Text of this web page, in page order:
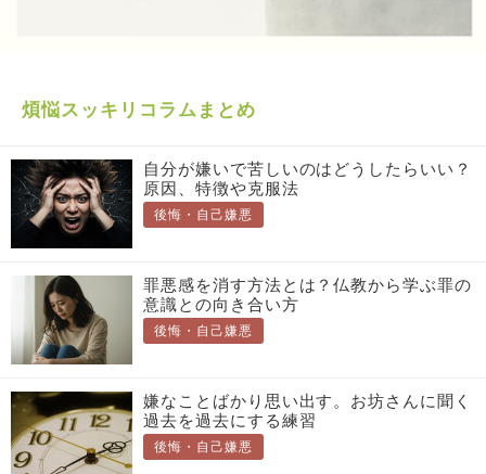
煩悩スッキリコラムまとめ
自分が嫌いで苦しいのはどうしたらいい？
原因、特徴や克服法
後悔・自己嫌悪
罪悪感を消す方法とは？仏教から学ぶ罪の
意識との向き合い方
後悔・自己嫌悪
嫌なことばかり思い出す。お坊さんに聞く
過去を過去にする練習
後悔・自己嫌悪